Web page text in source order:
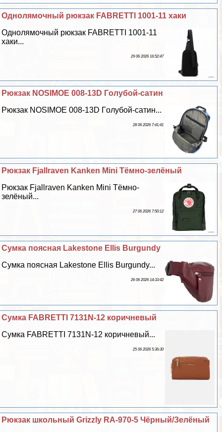
Однолямочный рюкзак FABRETTI 1001-11 хаки
Однолямочный рюкзак FABRETTI 1001-11
хаки...
29 06 2026 16:52:47
Рюкзак NOSIMOE 008-13D Гoлyбой-сатин
Рюкзак NOSIMOE 008-13D Гoлyбой-сатин...
28 06 2026 7:41:41
Рюкзак Fjallraven Kanken Mini Тёмно-зелёный
Рюкзак Fjallraven Kanken Mini Тёмно-
зелёный...
27 06 2026 7:50:12
Сумка поясная Lakestone Ellis Burgundy
Сумка поясная Lakestone Ellis Burgundy...
26 06 2026 14:33:42
Сумка FABRETTI 7131N-12 коричневый
Сумка FABRETTI 7131N-12 коричневый...
25 06 2026 5:36:30
Рюкзак школьный Grizzly RA-970-5 Чёрный/Зелёный